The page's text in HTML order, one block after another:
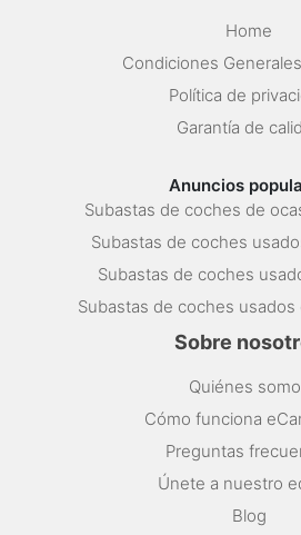
Home
Condiciones
Política de
Garantía de
Anuncios
Subastas de coches de
Subastas de coches
Subastas de coches
Subastas de coches usados
Sobre
Quiénes
Cómo funciona
Preguntas
Únete a nuestro
Blog